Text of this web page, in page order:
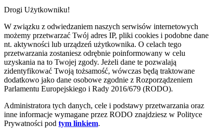
Drogi Użytkowniku!
W związku z odwiedzaniem naszych serwisów internetowych
możemy przetwarzać Twój adres IP, pliki cookies i podobne dane
nt. aktywności lub urządzeń użytkownika. O celach tego
przetwarzania zostaniesz odrębnie poinformowany w celu
uzyskania na to Twojej zgody. Jeżeli dane te pozwalają
zidentyfikować Twoją tożsamość, wówczas będą traktowane
dodatkowo jako dane osobowe zgodnie z Rozporządzeniem
Parlamentu Europejskiego i Rady 2016/679 (RODO).
Administratora tych danych, cele i podstawy przetwarzania oraz
inne informacje wymagane przez RODO znajdziesz w Polityce
Prywatności pod tym linkiem.